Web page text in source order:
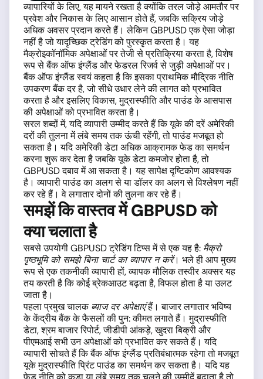
व्यापारियों के लिए, यह मायने रखता है क्योंकि तरल जोड़े आमतौर पर
प्रवेश और निकास के लिए आसान होते हैं, जबकि सक्रिय जोड़े
अधिक अवसर प्रदान करते हैं। लेकिन GBPUSD एक ऐसा जोड़ा
नहीं है जो यादृच्छिक ट्रेडिंग को पुरस्कृत करता है। यह
मैक्रोइकॉनॉमिक अपेक्षाओं पर तेजी से प्रतिक्रिया करता है, विशेष
रूप से बैंक ऑफ इंग्लैंड और फेडरल रिजर्व से जुड़ी अपेक्षाओं पर।
बैंक ऑफ इंग्लैंड स्वयं कहता है कि इसका प्राथमिक मौद्रिक नीति
उपकरण बैंक दर है, जो सीधे उधार लेने की लागत को प्रभावित
करता है और इसलिए विकास, मुद्रास्फीति और पाउंड के आसपास
की अपेक्षाओं को प्रभावित करता है।
सरल शब्दों में, यदि व्यापारी उम्मीद करते हैं कि यूके की दरें अमेरिकी
दरों की तुलना में लंबे समय तक ऊंची रहेंगी, तो पाउंड मजबूत हो
सकता है। यदि अमेरिकी डेटा अधिक आक्रामक फेड का समर्थन
करना शुरू कर देता है जबकि यूके डेटा कमजोर होता है, तो
GBPUSD दबाव में आ सकता है। यह सापेक्ष दृष्टिकोण आवश्यक
है। व्यापारी पाउंड का अलग से या डॉलर का अलग से विश्लेषण नहीं
कर रहे हैं। वे लगातार दोनों की तुलना कर रहे हैं।
समझें कि वास्तव में GBPUSD को
क्या चलाता है
सबसे उपयोगी GBPUSD ट्रेडिंग टिप्स में से एक यह है: मैक्रो
पृष्ठभूमि को समझे बिना चार्ट का व्यापार न करें। भले ही आप मुख्य
रूप से एक तकनीकी व्यापारी हों, व्यापक मौलिक तस्वीर अक्सर यह
तय करती है कि कोई ब्रेकआउट बढ़ता है, विफल होता है या उलट
जाता है।
पहला प्रमुख चालकब्याज दर अपेक्षाएंहैं। बाजार लगातार भविष्य
के केंद्रीय बैंक के फैसलों की पुन: कीमत लगाते हैं। मुद्रास्फीति
डेटा, श्रम बाजार रिपोर्ट, जीडीपी आंकड़े, खुदरा बिक्री और
पीएमआई सभी उन अपेक्षाओं को प्रभावित कर सकते हैं। यदि
व्यापारी सोचते हैं कि बैंक ऑफ इंग्लैंड प्रतिबंधात्मक रहेगा तो मजबूत
यूके मुद्रास्फीति प्रिंट पाउंड का समर्थन कर सकता है। यदि यह